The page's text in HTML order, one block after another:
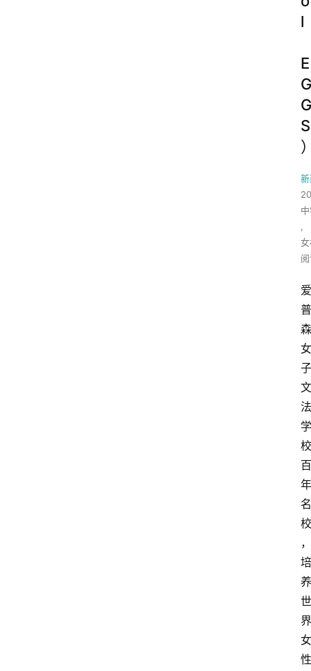
l
E
G
G
S
,
爱
普
森
女
子
文
法
学
校
百
年
名
校
，
培
养
世
界
女
性